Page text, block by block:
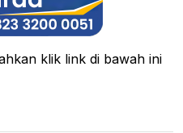
klik link di bawah ini